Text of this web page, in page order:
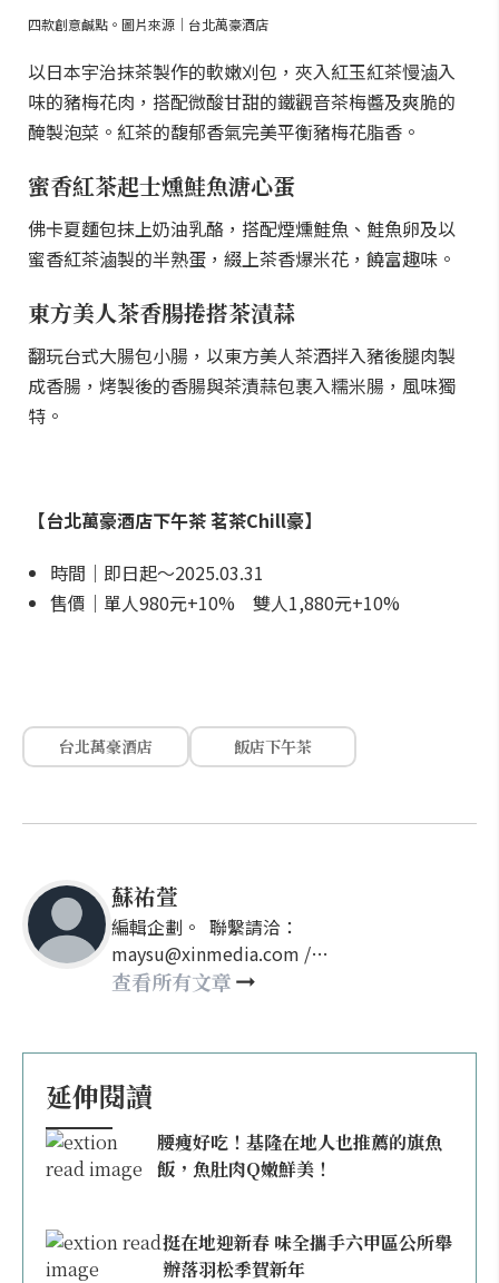
四款創意鹹點。圖片來源｜台北萬豪酒店
以日本宇治抹茶製作的軟嫩刈包，夾入紅玉紅茶慢滷入
味的豬梅花肉，搭配微酸甘甜的鐵觀音茶梅醬及爽脆的
醃製泡菜。紅茶的馥郁香氣完美平衡豬梅花脂香。
蜜香紅茶起士燻鮭魚溏心蛋
佛卡夏麵包抹上奶油乳酪，搭配煙燻鮭魚、鮭魚卵及以
蜜香紅茶滷製的半熟蛋，綴上茶香爆米花，饒富趣味。
東方美人茶香腸捲搭茶漬蒜
翻玩台式大腸包小腸，以東方美人茶酒拌入豬後腿肉製
成香腸，烤製後的香腸與茶漬蒜包裹入糯米腸，風味獨
特。
【台北萬豪酒店下午茶 茗茶Chill豪】
時間｜即日起～2025.03.31
售價｜單人980元+10% 雙人1,880元+10%
台北萬豪酒店 飯店下午茶
蘇祐萱
編輯企劃。 聯繫請洽：
maysu@xinmedia.com /
may860527@gmail.com
查看所有文章
延伸閱讀
腰瘦好吃！基隆在地人也推薦的旗魚
飯，魚肚肉Q嫩鮮美！
挺在地迎新春 味全攜手六甲區公所舉
辦落羽松季賀新年